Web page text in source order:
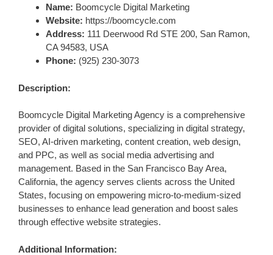
Name: Boomcycle Digital Marketing
Website: https://boomcycle.com
Address: 111 Deerwood Rd STE 200, San Ramon,
CA 94583, USA
Phone: (925) 230-3073
Description:
Boomcycle Digital Marketing Agency is a comprehensive
provider of digital solutions, specializing in digital strategy,
SEO, AI-driven marketing, content creation, web design,
and PPC, as well as social media advertising and
management. Based in the San Francisco Bay Area,
California, the agency serves clients across the United
States, focusing on empowering micro-to-medium-sized
businesses to enhance lead generation and boost sales
through effective website strategies.
Additional Information: